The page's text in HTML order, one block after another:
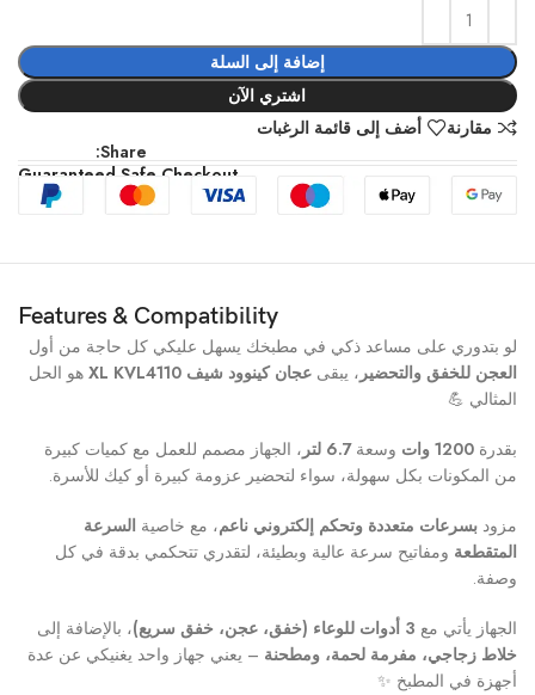
إضافة إلى السلة
اشتري الآن
مقارنة
أضف إلى قائمة الرغبات
Share:
Guaranteed Safe Checkout
Features & Compatibility
لو بتدوري على مساعد ذكي في مطبخك يسهل عليكي كل حاجة من أول
العجن للخفق والتحضير ، يبقىعجان كينوود شيف XL KVL4110
هو الحل
المثالي 💪
بقدرة1200 وات وسعة6.7 لتر
، الجهاز مصمم للعمل مع كميات كبيرة
من المكونات بكل سهولة، سواء لتحضير عزومة كبيرة أو كيك للأسرة.
مزودبسرعات متعددة وتحكم إلكتروني ناعم، مع خاصية السرعة
المتقطعة ومفاتيح سرعة عالية وبطيئة، لتقدري تتحكمي بدقة في كل
وصفة.
الجهاز يأتي مع 3 أدوات للوعاء (خفق، عجن، خفق سريع)
، بالإضافة إلى
خلاط زجاجي، مفرمة لحمة، ومطحنة – يعني جهاز واحد يغنيكي عن عدة
أجهزة في المطبخ ✨